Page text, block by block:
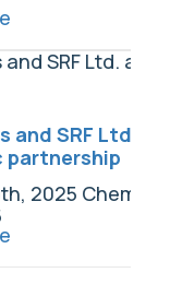
and SRF Ltd.